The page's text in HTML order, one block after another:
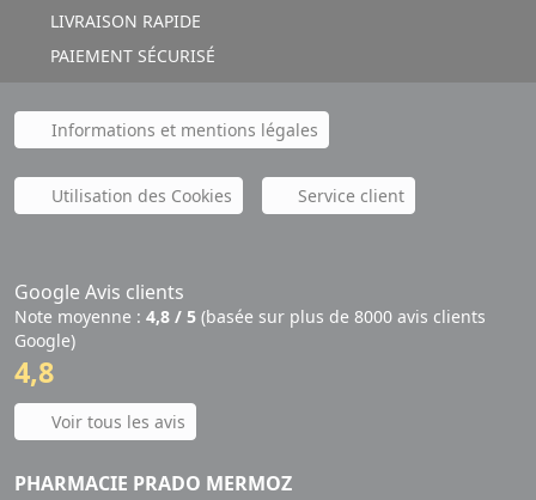
LIVRAISON RAPIDE
PAIEMENT SÉCURISÉ
Informations et mentions légales
Utilisation des Cookies Service client
Google Avis clients
Note moyenne : 4,8 / 5 (basée sur plus de 8000 avis clients
Google)
4,8
Voir tous les avis
PHARMACIE PRADO MERMOZ